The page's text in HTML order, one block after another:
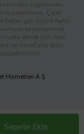
Sepete Ekle
ve mobil uygulaması
bulabilirsiniz. Çiçek,
Setleri gibi birçok farklı
ve zamanında
mutlu etmek için, ister
fırsatlarla dolu
Hizmetleri A.Ş